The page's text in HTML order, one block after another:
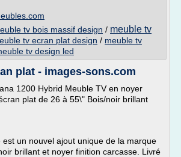
tv bois massif design / meuble tv
tv ecran plat design / meuble tv
tv design led
plat - images-sons.com
1200 Hybrid Meuble TV en noyer
plat de 26 à 55\" Bois/noir brillant
est un nouvel ajout unique de la marque
brillant et noyer finition carcasse. Livré